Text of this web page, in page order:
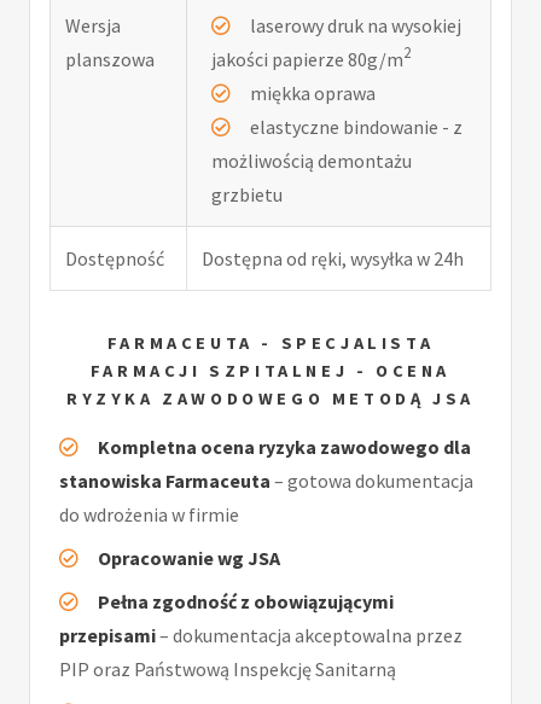
Wersja
planszowa
laserowy druk na wysokiej
jakości papierze 80g/m2
miękka oprawa
elastyczne bindowanie - z
możliwością demontażu
grzbietu
Dostępność Dostępna od ręki, wysyłka w 24h
FARMACEUTA - SPECJALISTA
FARMACJI SZPITALNEJ - OCENA
RYZYKA ZAWODOWEGO METODĄ JSA
Kompletna ocena ryzyka zawodowego dla
stanowiska Farmaceuta – gotowa dokumentacja
do wdrożenia w firmie
Opracowanie wg JSA
Pełna zgodność z obowiązującymi
przepisami– dokumentacja akceptowalna przez
PIP oraz Państwową Inspekcję Sanitarną